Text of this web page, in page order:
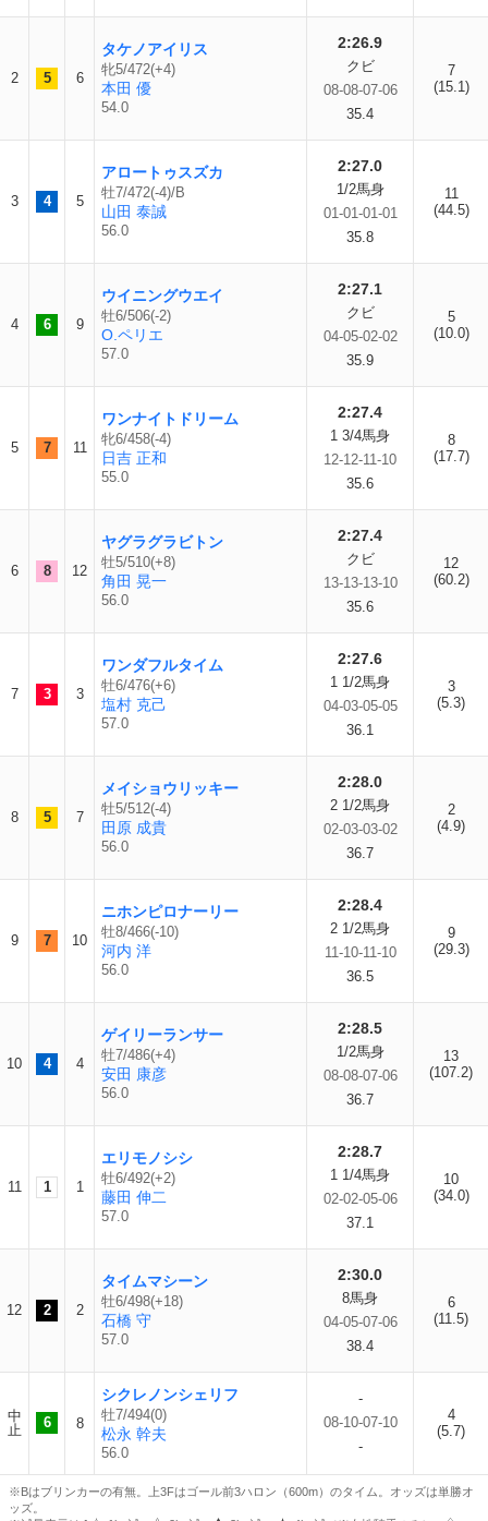
2 5 6
タケノアイリス
牝5/472(+4)
本田 優
54.0
2:26.9
クビ
08-08-07-06
35.4
7
(15.1)
3 4 5
アロートゥスズカ
牡7/472(-4)/B
山田 泰誠
56.0
2:27.0
1/2馬身
01-01-01-01
35.8
11
(44.5)
4 6 9
ウイニングウエイ
牡6/506(-2)
O.ペリエ
57.0
2:27.1
クビ
04-05-02-02
35.9
5
(10.0)
5 7 11
ワンナイトドリーム
牝6/458(-4)
日吉 正和
55.0
2:27.4
1 3/4馬身
12-12-11-10
35.6
8
(17.7)
6 8 12
ヤグラグラビトン
牡5/510(+8)
角田 晃一
56.0
2:27.4
クビ
13-13-13-10
35.6
12
(60.2)
7 3 3
ワンダフルタイム
牡6/476(+6)
塩村 克己
57.0
2:27.6
1 1/2馬身
04-03-05-05
36.1
3
(5.3)
8 5 7
メイショウリッキー
牡5/512(-4)
田原 成貴
56.0
2:28.0
2 1/2馬身
02-03-03-02
36.7
2
(4.9)
9 7 10
ニホンピロナーリー
牡8/466(-10)
河内 洋
56.0
2:28.4
2 1/2馬身
11-10-11-10
36.5
9
(29.3)
10 4 4
ゲイリーランサー
牡7/486(+4)
安田 康彦
56.0
2:28.5
1/2馬身
08-08-07-06
36.7
13
(107.2)
11 1 1
エリモノシシ
牡6/492(+2)
藤田 伸二
57.0
2:28.7
1 1/4馬身
02-02-05-06
37.1
10
(34.0)
12 2 2
タイムマシーン
牡6/498(+18)
石橋 守
57.0
2:30.0
8馬身
04-05-07-06
38.4
6
(11.5)
中
止
6 8
シクレノンシェリフ
牡7/494(0)
松永 幹夫
56.0
-
08-10-07-10
-
4
(5.7)
※Bはブリンカーの有無。上3Fはゴール前3ハロン（600m）のタイム。オッズは単勝オ
ッズ。